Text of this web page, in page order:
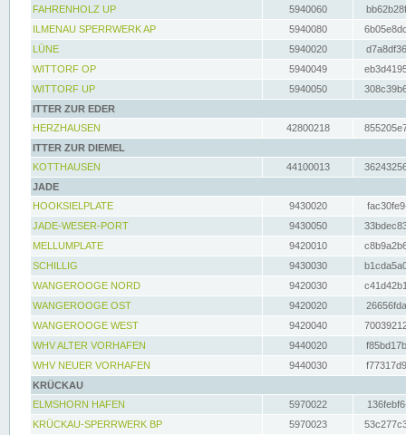
FAHRENHOLZ UP
5940060
ILMENAU SPERRWERK AP
5940080
LÜNE
5940020
WITTORF OP
5940049
WITTORF UP
5940050
ITTER ZUR EDER
HERZHAUSEN
42800218
ITTER ZUR DIEMEL
KOTTHAUSEN
44100013
JADE
HOOKSIELPLATE
9430020
JADE-WESER-PORT
9430050
MELLUMPLATE
9420010
SCHILLIG
9430030
WANGEROOGE NORD
9420030
WANGEROOGE OST
9420020
WANGEROOGE WEST
9420040
WHV ALTER VORHAFEN
9440020
WHV NEUER VORHAFEN
9440030
KRÜCKAU
ELMSHORN HAFEN
5970022
KRÜCKAU-SPERRWERK BP
5970023